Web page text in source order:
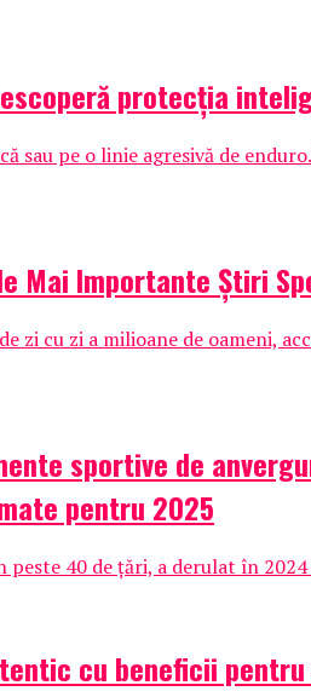
protecția
sau pe o linie agresivă de
Mai Importante Știri
cu zi a milioane de oameni,
sportive de
pentru 2025
40 de țări, a derulat în 2024
cu beneficii